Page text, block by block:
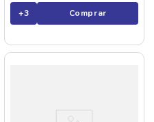
+3 Comprar